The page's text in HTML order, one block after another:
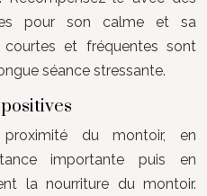
pour son calme et sa
et fréquentes sont
séance stressante.
du montoir, en
importante puis en
la nourriture du montoir.